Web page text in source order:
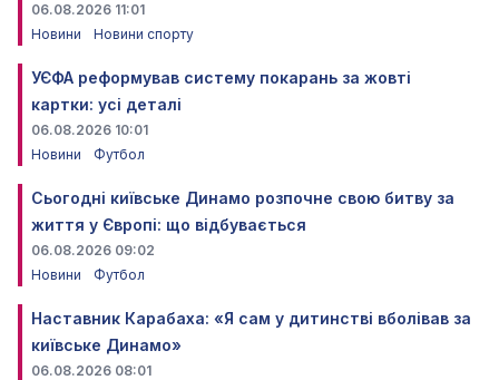
06.08.2026 11:01
Новини
Новини спорту
УЄФА реформував систему покарань за жовті
картки: усі деталі
06.08.2026 10:01
Новини
Футбол
Сьогодні київське Динамо розпочне свою битву за
життя у Європі: що відбувається
06.08.2026 09:02
Новини
Футбол
Наставник Карабаха: «Я сам у дитинстві вболівав за
київське Динамо»
06.08.2026 08:01